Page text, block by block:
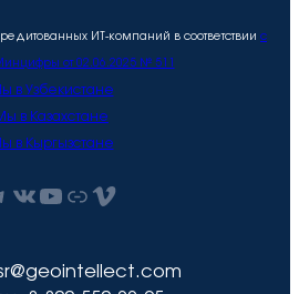
ИТ-компаний в соответствии с
от 02.06.2025 № 511
в Узбекистане
в Казахстане
в Кыргызстане
ВКонтакте YouTube Рутуб Vimeo